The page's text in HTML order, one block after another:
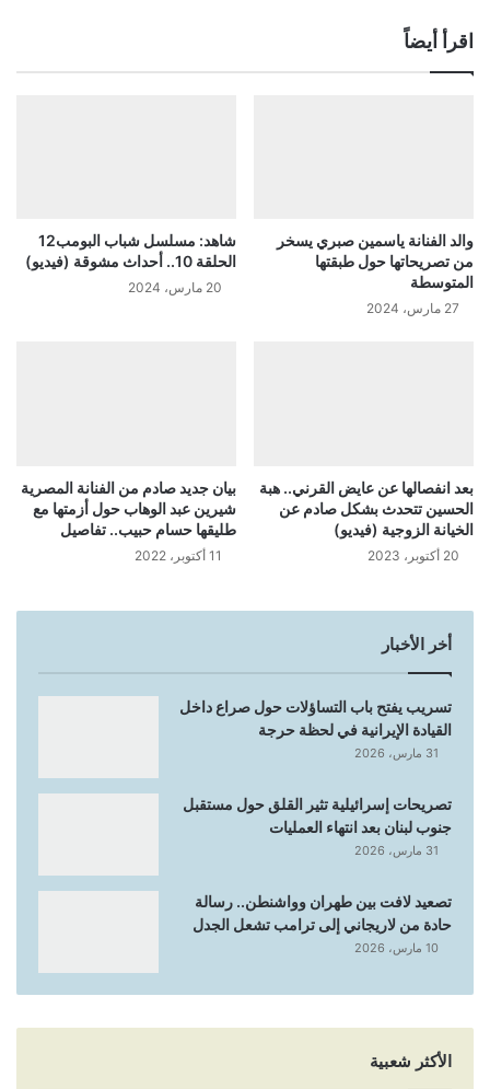
اقرأ أيضاً
والد الفنانة ياسمين صبري يسخر
من تصريحاتها حول طبقتها
المتوسطة
27 مارس، 2024
شاهد: مسلسل شباب البومب12
الحلقة 10.. أحداث مشوقة (فيديو)
20 مارس، 2024
بعد انفصالها عن عايض القرني.. هبة
الحسين تتحدث بشكل صادم عن
الخيانة الزوجية (فيديو)
20 أكتوبر، 2023
بيان جديد صادم من الفنانة المصرية
شيرين عبد الوهاب حول أزمتها مع
طليقها حسام حبيب.. تفاصيل
11 أكتوبر، 2022
أخر الأخبار
تسريب يفتح باب التساؤلات حول صراع داخل
القيادة الإيرانية في لحظة حرجة
31 مارس، 2026
تصريحات إسرائيلية تثير القلق حول مستقبل
جنوب لبنان بعد انتهاء العمليات
31 مارس، 2026
تصعيد لافت بين طهران وواشنطن.. رسالة
حادة من لاريجاني إلى ترامب تشعل الجدل
10 مارس، 2026
الأكثر شعبية